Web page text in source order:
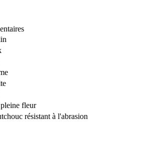
fleur
résistant à l'abrasion